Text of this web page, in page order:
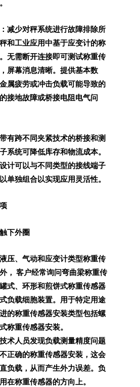
减少对秤系统进行故障排除所
和工业应用中基于应变计的称
无需断开连接即可测试称重传
屏幕消息清晰。提供基本数
属疲劳或冲击负载可能导致的
接地故障或桥接电阻电气问
有跨不同夹紧技术的桥接和测
系统可降低库存和物流成本。
计可以与不同类型的接线端子
单独组合以实现应用灵活性。
下外圈
压、气动和应变计类型称重传
， 客户经常询问弯曲梁称重传
式、环形和煎饼式称重传感器
负载细胞装置。用于特定用途
的称重传感器安装类型包括螺
称重传感器安装。
术人员发现负载测量精度问题
正确的称重传感器安装，这会
负载，从而产生外力误差。负
在称重传感器的方向上。